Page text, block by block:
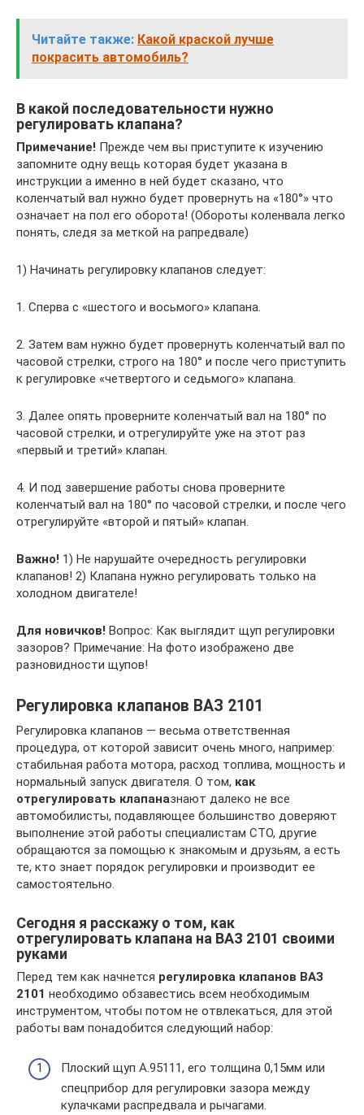
Читайте также: Какой краской лучше
покрасить автомобиль?
В какой последовательности нужно
регулировать клапана?
Примечание! Прежде чем вы приступите к изучению
запомните одну вещь которая будет указана в
инструкции а именно в ней будет сказано, что
коленчатый вал нужно будет провернуть на «180°» что
означает на пол его оборота! (Обороты коленвала легко
понять, следя за меткой на рапредвале)
1) Начинать регулировку клапанов следует:
1. Сперва с «шестого и восьмого» клапана.
2. Затем вам нужно будет провернуть коленчатый вал по
часовой стрелки, строго на 180° и после чего приступить
к регулировке «четвертого и седьмого» клапана.
3. Далее опять проверните коленчатый вал на 180° по
часовой стрелки, и отрегулируйте уже на этот раз
«первый и третий» клапан.
4. И под завершение работы снова проверните
коленчатый вал на 180° по часовой стрелки, и после чего
отрегулируйте «второй и пятый» клапан.
Важно! 1) Не нарушайте очередность регулировки
клапанов! 2) Клапана нужно регулировать только на
холодном двигателе!
Для новичков! Вопрос: Как выглядит щуп регулировки
зазоров? Примечание: На фото изображено две
разновидности щупов!
Регулировка клапанов ВАЗ 2101
Регулировка клапанов — весьма ответственная
процедура, от которой зависит очень много, например:
стабильная работа мотора, расход топлива, мощность и
нормальный запуск двигателя. О том, как
отрегулировать клапаназнают далеко не все
автомобилисты, подавляющее большинство доверяют
выполнение этой работы специалистам СТО, другие
обращаются за помощью к знакомым и друзьям, а есть
те, кто знает порядок регулировки и производит ее
самостоятельно.
Сегодня я расскажу о том, как
отрегулировать клапана на ВАЗ 2101 своими
руками
Перед тем как начнется регулировка клапанов ВАЗ
2101 необходимо обзавестись всем необходимым
инструментом, чтобы потом не отвлекаться, для этой
работы вам понадобится следующий набор:
Плоский щуп А.95111, его толщина 0,15мм или
спецприбор для регулировки зазора между
кулачками распредвала и рычагами.